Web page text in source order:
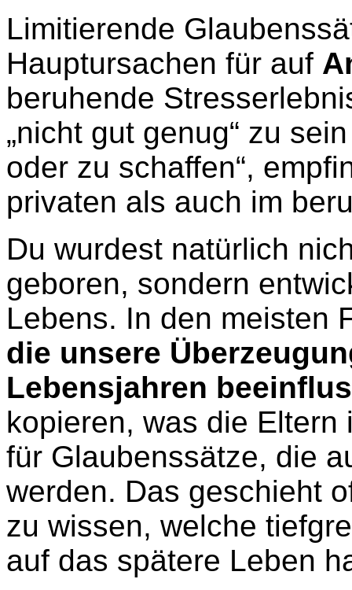
Limitierende
Hauptursachen für auf
beruhende
„nicht gut genug“ zu
oder zu schaffen“,
privaten als auch im
Du wurdest natürlich
geboren, sondern
Lebens. In den meisten
die unsere
Lebensjahren
kopieren, was die
für Glaubenssätze, die
werden. Das geschieht
zu wissen, welche
auf das spätere Leben